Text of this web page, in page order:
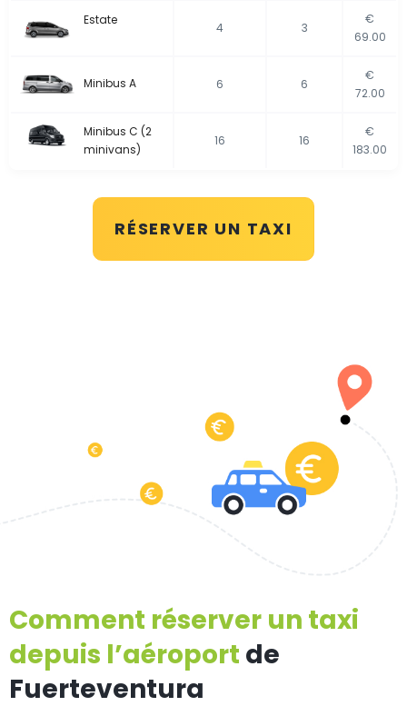
Estate
4 3
€
69.00
Minibus A 6 6
€
72.00
Minibus C (2
minivans)
16 16
€
183.00
RÉSERVER UN TAXI
Comment réserver un taxi
depuis l’aéroport de
Fuerteventura